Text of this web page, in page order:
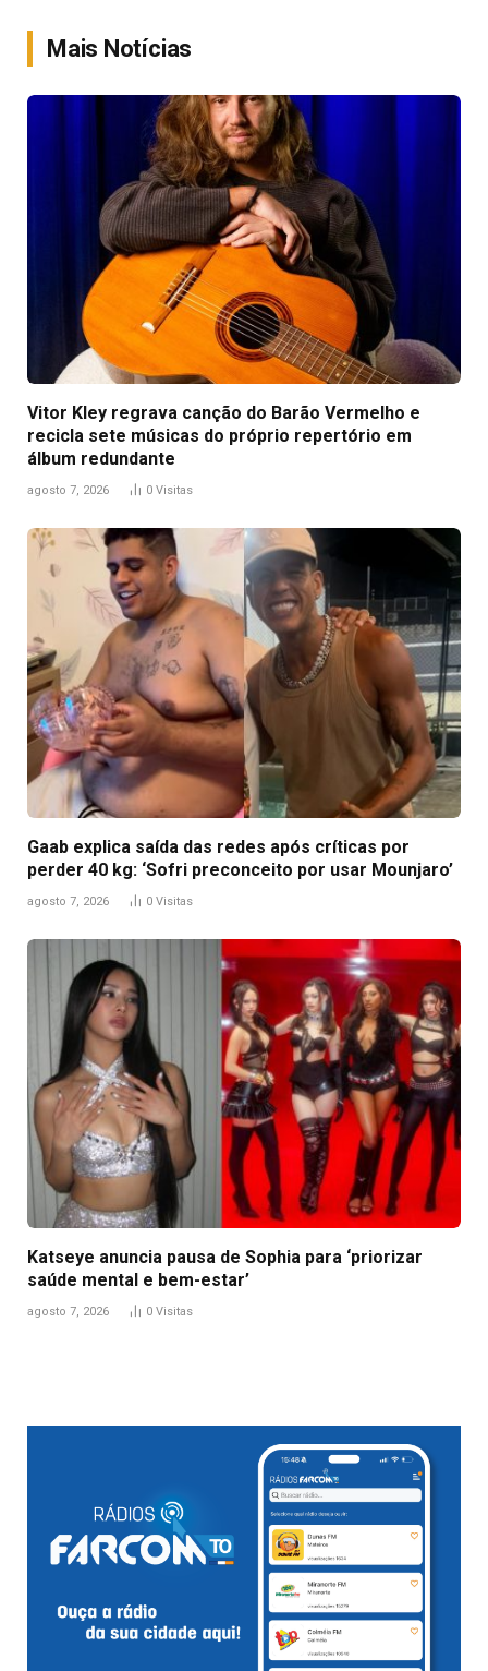
Mais Notícias
Vitor Kley regrava canção do Barão Vermelho e
recicla sete músicas do próprio repertório em
álbum redundante
agosto 7, 2026 0 Visitas
Gaab explica saída das redes após críticas por
perder 40 kg: ‘Sofri preconceito por usar Mounjaro’
agosto 7, 2026 0 Visitas
Katseye anuncia pausa de Sophia para ‘priorizar
saúde mental e bem-estar’
agosto 7, 2026 0 Visitas